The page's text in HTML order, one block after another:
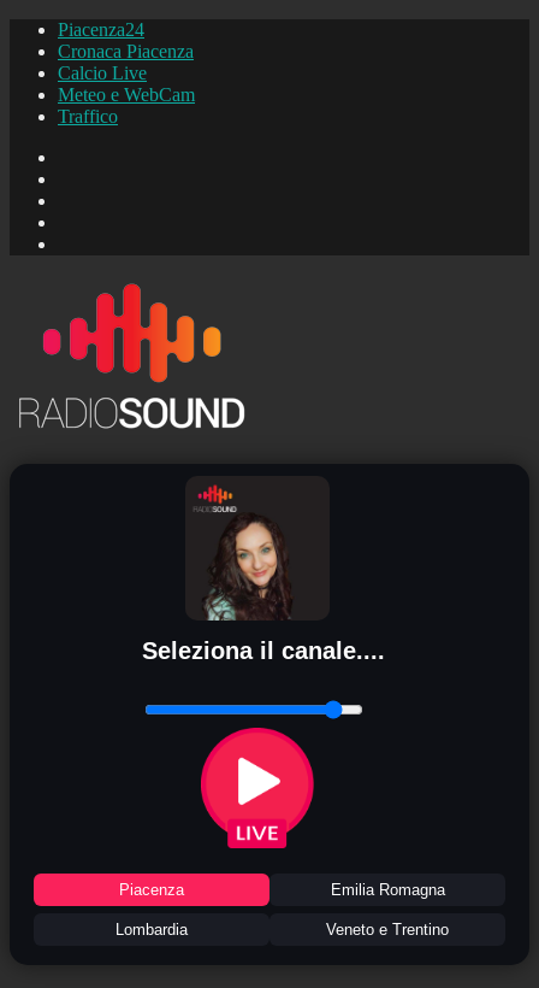
Piacenza24
Cronaca Piacenza
Calcio Live
Meteo e WebCam
Traffico
Seleziona il canale....
Piacenza Emilia Romagna
Lombardia Veneto e Trentino